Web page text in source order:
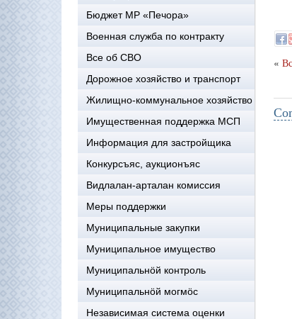
Бюджет МР «Печора»
Военная служба по контракту
Все об СВО
Дорожное хозяйство и транспорт
Жилищно-коммунальное хозяйство
Имущественная поддержка МСП
Информация для застройщика
Конкурсъяс, аукционъяс
Видлалан-арталан комиссия
Меры поддержки
Муниципальные закупки
Муниципальное имущество
Муниципальнӧй контроль
Муниципальнöй могмöс
Независимая система оценки
«